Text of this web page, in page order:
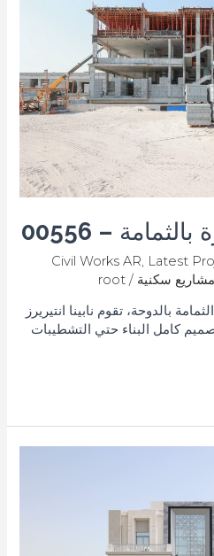
– 00556
Civil Works AR, Latest
مشاريع سكنية /
root
بالدوحة، تقوم نابينا انتيريرز
كامل البناء حتي التشطيبات